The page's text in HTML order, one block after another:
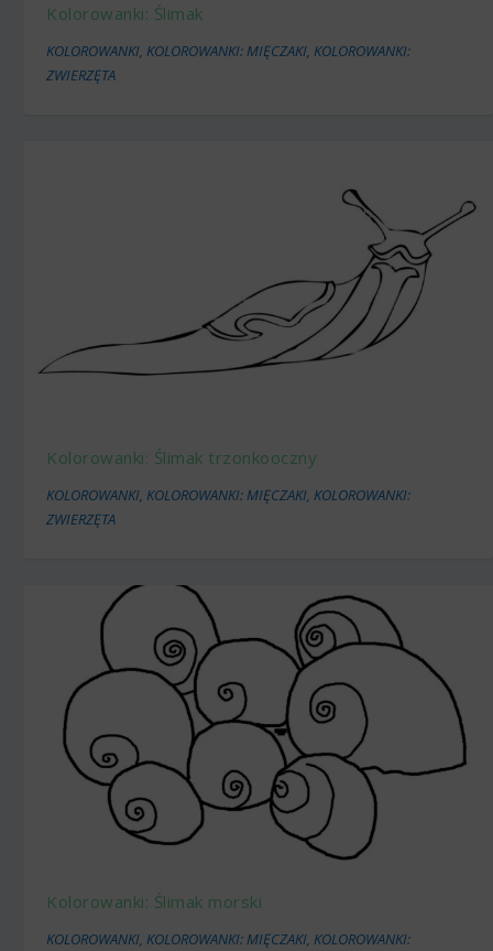
Kolorowanki: Ślimak
KOLOROWANKI,KOLOROWANKI: MIĘCZAKI,KOLOROWANKI:
ZWIERZĘTA
Kolorowanki: Ślimak trzonkooczny
KOLOROWANKI,KOLOROWANKI: MIĘCZAKI,KOLOROWANKI:
ZWIERZĘTA
Kolorowanki: Ślimak morski
KOLOROWANKI,KOLOROWANKI: MIĘCZAKI,KOLOROWANKI: